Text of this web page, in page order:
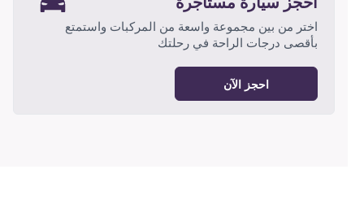
اختر من بين مجموعة واسعة من المركبات واستمتع
بأقصى درجات الراحة في رحلتك
احجز الآن